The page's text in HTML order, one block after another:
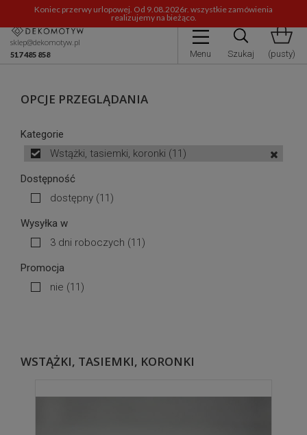
Koniec przerwy urlopowej. Od 9.08.2026r. wszystkie zamówienia
realizujemy na bieżąco.
Menu Szukaj (pusty)
sklep@dekomotyw.pl
517 485 858
OPCJE PRZEGLĄDANIA
Kategorie
Wstążki, tasiemki, koronki (11)
Dostępność
dostępny (11)
Wysyłka w
3 dni roboczych (11)
Promocja
nie (11)
WSTĄŻKI, TASIEMKI, KORONKI